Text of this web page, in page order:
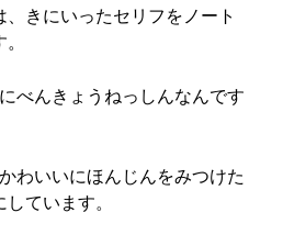
、きにいったセリフをノート
べんきょうねっしんなんです
わいいにほんじんをみつけた
ています。